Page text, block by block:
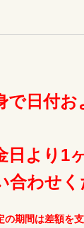
で日付
日より1
わせく
期間は差額を